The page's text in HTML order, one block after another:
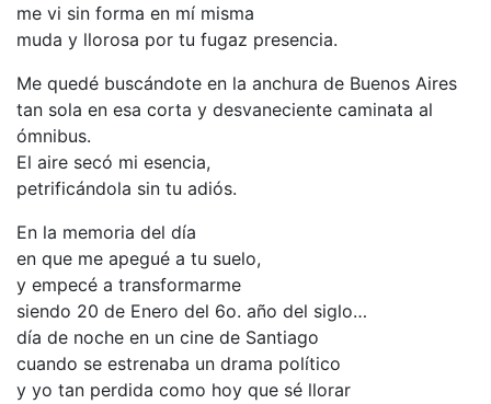
me vi sin forma en mí misma
muda y llorosa por tu fugaz presencia.
Me quedé buscándote en la anchura de Buenos Aires
tan sola en esa corta y desvaneciente caminata al
ómnibus.
El aire secó mi esencia,
petrificándola sin tu adiós.
En la memoria del día
en que me apegué a tu suelo,
y empecé a transformarme
siendo 20 de Enero del 6o. año del siglo…
día de noche en un cine de Santiago
cuando se estrenaba un drama político
y yo tan perdida como hoy que sé llorar